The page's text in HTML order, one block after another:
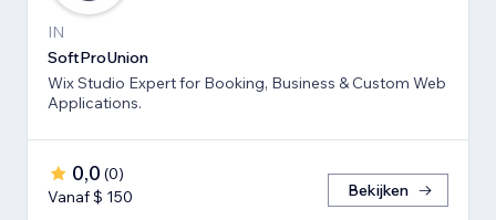
IN
SoftProUnion
Wix Studio Expert for Booking, Business & Custom Web
Applications.
0,0 (0)
Vanaf $ 150
Bekijken